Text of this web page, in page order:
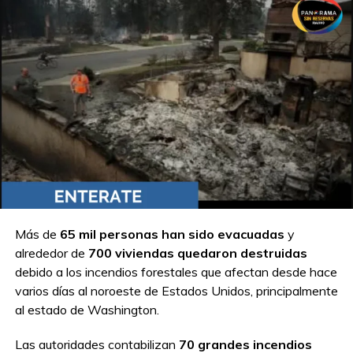
Más de 65 mil personas han sido evacuadas y
alrededor de 700 viviendas quedaron destruidas
debido a los incendios forestales que afectan desde hace
varios días al noroeste de Estados Unidos, principalmente
al estado de Washington.
Las autoridades contabilizan 70 grandes incendios